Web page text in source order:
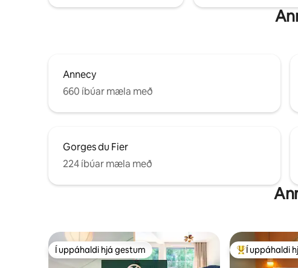
Annecy
660 íbúar mæla með
Gorges du Fier
224 íbúar mæla með
Í uppáhaldi hjá gestum
Í uppáhaldi hjá gestum Í mestu
Í uppáhaldi